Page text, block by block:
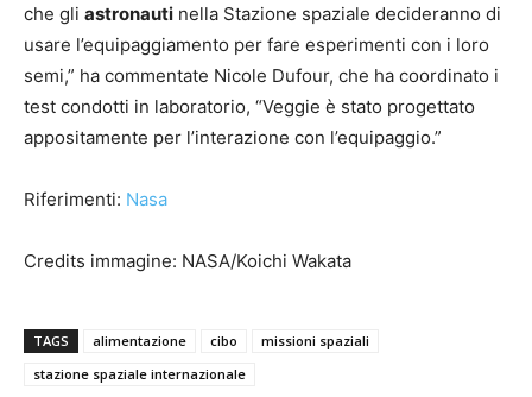
che gli astronauti nella Stazione spaziale decideranno di
usare l’equipaggiamento per fare esperimenti con i loro
semi,” ha commentate Nicole Dufour, che ha coordinato i
test condotti in laboratorio, “Veggie è stato progettato
appositamente per l’interazione con l’equipaggio.”
Riferimenti: Nasa
Credits immagine: NASA/Koichi Wakata
TAGS alimentazione cibo
missioni spaziali
stazione spaziale internazionale